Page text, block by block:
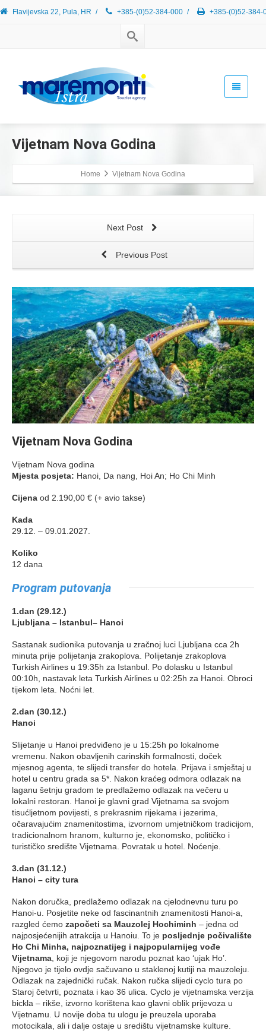
Flavijevska 22, Pula, HR / +385-(0)52-384-000 / +385-(0)52-
Vijetnam Nova Godina
Home Vijetnam Nova Godina
Next Post
Previous Post
Vijetnam Nova Godina
Vijetnam Nova godina
Mjesta posjeta: Hanoi, Da nang, Hoi An; Ho Chi Minh
Cijena od 2.190,00 € (+ avio takse)
Kada
29.12. – 09.01.2027.
Koliko
12 dana
Program putovanja
1.dan (29.12.)
Ljubljana – Istanbul– Hanoi
Sastanak sudionika putovanja u zračnoj luci Ljubljana cca 2h
minuta prije polijetanja zrakoplova. Polijetanje zrakoplova
Turkish Airlines u 19:35h za Istanbul. Po dolasku u Istanbul
00:10h, nastavak leta Turkish Airlines u 02:25h za Hanoi. Obroci
tijekom leta. Noćni let.
2.dan (30.12.)
Hanoi
Slijetanje u Hanoi predviđeno je u 15:25h po lokalnome
vremenu. Nakon obavljenih carinskih formalnosti, doček
mjesnog agenta, te slijedi transfer do hotela. Prijava i smještaj u
hotel u centru grada sa 5*. Nakon kraćeg odmora odlazak na
laganu šetnju gradom te predlažemo odlazak na večeru u
lokalni restoran. Hanoi je glavni grad Vijetnama sa svojom
tisućljetnom povijesti, s prekrasnim rijekama i jezerima,
očaravajućim znamenitostima, izvornom umjetničkom tradicijom,
tradicionalnom hranom, kulturno je, ekonomsko, političko i
turističko središte Vijetnama. Povratak u hotel. Noćenje.
3.dan (31.12.)
Hanoi – city tura
Nakon doručka, predlažemo odlazak na cjelodnevnu turu po
Hanoi-u. Posjetite neke od fascinantnih znamenitosti Hanoi-a,
razgled ćemo započeti sa Mauzolej Hochiminh – jedna od
najposjećenijih atrakcija u Hanoiu. To je posljednje počivalište
Ho Chi Minha, najpoznatijeg i najpopularnijeg vođe
Vijetnama , koji je njegovom narodu poznat kao ‘ujak Ho’.
Njegovo je tijelo ovdje sačuvano u staklenoj kutiji na mauzoleju.
Odlazak na zajednički ručak. Nakon ručka slijedi cyclo tura po
Staroj četvrti, poznata i kao 36 ulica. Cyclo je vijetnamska verzija
bickla – rikše, izvorno korištena kao glavni oblik prijevoza u
Vijetnamu. U novije doba tu ulogu je preuzela uporaba
motocikala, ali i dalje ostaje u središtu vijetnamske kulture.